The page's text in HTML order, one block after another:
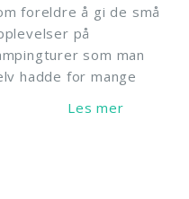
foreldre å gi de små
på
som man
hadde for mange